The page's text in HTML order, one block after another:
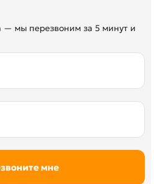
— мы перезвоним за 5 минут и